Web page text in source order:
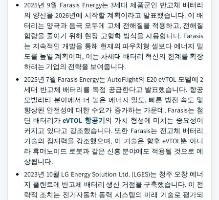
2025년 9월 Farasis Energy는 3세대 제품군인 반고체 배터리
의 양산을 2026년에 시작할 계획이라고 발표했습니다. 이 배
터리는 양극과 음극 모두에 고체 전해질을 적용하고, 전해질
함량을 줄이기 위해 현장 고형화 방식을 사용합니다. Farasis
는 지속적인 개발을 통해 현재의 파우치형 셀보다 에너지 밀
도를 높일 계획이며, 이는 차세대 배터리 혁신의 한계를 확장
하려는 기업의 전략을 보여줍니다.
2025년 7월 Farasis Energy는 AutoFlight의 E20 eVTOL 모델에 2
세대 반고체 배터리를 독점 공급한다고 발표했습니다. 항공
모빌리티 분야에서 더 높은 에너지 밀도, 빠른 방전 속도 및
향상된 안전성에 대한 수요가 증가하는 가운데, Farasis는 첨
단 배터리가eVTOL 항공기의 가치 형성에 미치는 중요성이
커지고 있다고 강조했습니다. 또한 Farasis는 전고체 배터리
기술의 잠재력을 강조했으며, 이 기술은 향후 eVTOL뿐 아니
라 휴머노이드 로봇과 같은 신흥 분야에도 적용될 것으로 예
상됩니다.
2023년 10월 LG Energy Solution Ltd. (LGES)는 청주 오창 에너
지 플랜트에 반고체 배터리 생산 거점을 구축했습니다. 이 전
략적 조치는 전기자동차 동력 시스템의 미래 기술로 평가되